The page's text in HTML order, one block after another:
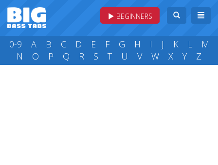
BEGINNERS
0-9 A B C D E F G H I J K L
M
N
O P Q R S T U V W X Y Z